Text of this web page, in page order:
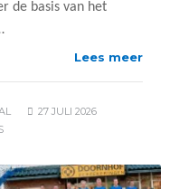
de basis van het
Lees meer
27 JULI 2026